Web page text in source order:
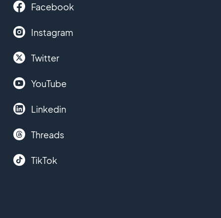
Facebook
Instagram
Twitter
YouTube
Linkedin
Threads
TikTok